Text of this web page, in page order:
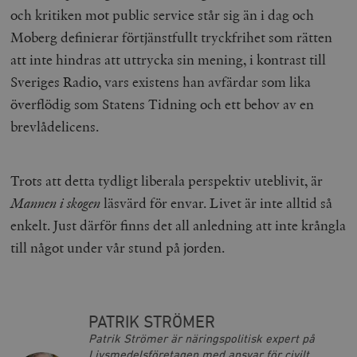
och kritiken mot public service står sig än i dag och
Moberg definierar förtjänstfullt tryckfrihet som rätten
att inte hindras att uttrycka sin mening, i kontrast till
Sveriges Radio, vars existens han avfärdar som lika
överflödig som Statens Tidning och ett behov av en
brevlådelicens.
Trots att detta tydligt liberala perspektiv uteblivit, är
Mannen i skogenläsvärd för envar. Livet är inte alltid så
enkelt. Just därför finns det all anledning att inte krångla
till något under vår stund på jorden.
PATRIK STRÖMER
Patrik Strömer är näringspolitisk expert på
woocommerce_items_in_cart
Automattic
wp_woocommerce_session_[abcdef0123456789]
timbro.se
Inc.